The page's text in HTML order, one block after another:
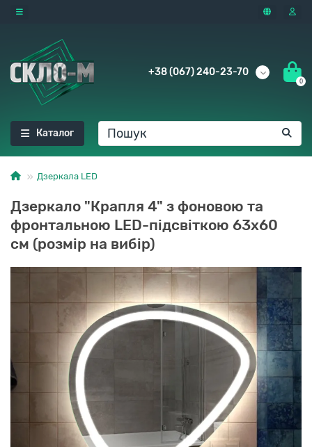
+38 (067) 240-23-70
0
Каталог
Дзеркала LED
Дзеркало "Крапля 4" з фоновою та
фронтальною LED-підсвіткою 63x60
см (розмір на вибір)